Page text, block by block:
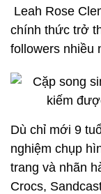
Leah Rose
chính thức trở
followers nhiều
Dù chỉ mới 9
nghiệm chụp
trang và nhãn
Crocs,